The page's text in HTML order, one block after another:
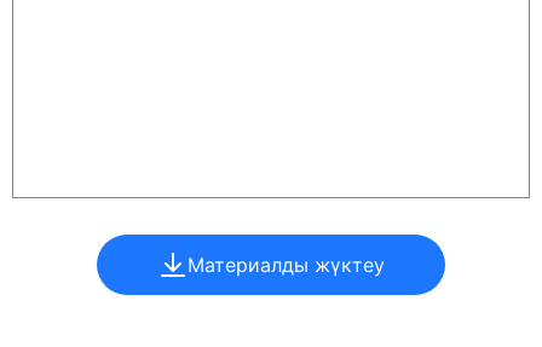
Материалды жүктеу